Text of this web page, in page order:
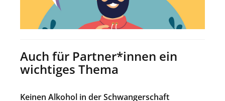
Auch für Partner*innen ein
wichtiges Thema
Keinen Alkohol in der Schwangerschaft